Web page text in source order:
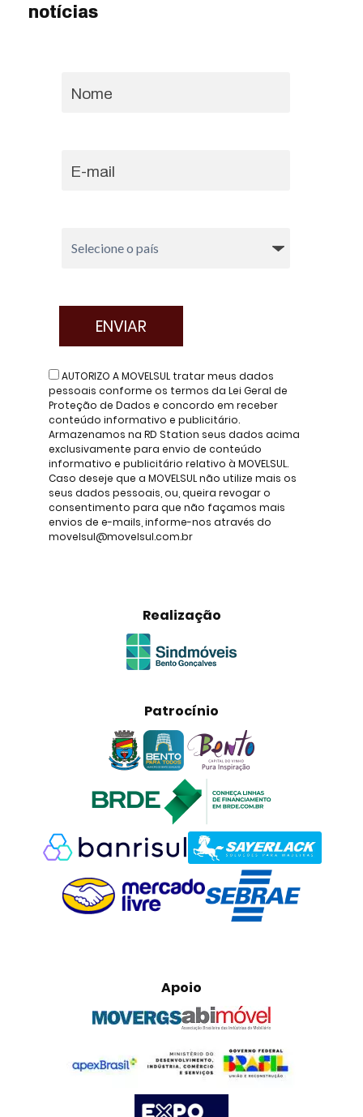
notícias
AUTORIZO A MOVELSUL tratar meus dados
pessoais conforme os termos da Lei Geral de
Proteção de Dados e concordo em receber
conteúdo informativo e publicitário.
Armazenamos na RD Station seus dados acima
exclusivamente para envio de conteúdo
informativo e publicitário relativo à MOVELSUL.
Caso deseje que a MOVELSUL não utilize mais os
seus dados pessoais, ou, queira revogar o
consentimento para que não façamos mais
envios de e-mails, informe-nos através do
movelsul@movelsul.com.br
Realização
Patrocínio
Apoio